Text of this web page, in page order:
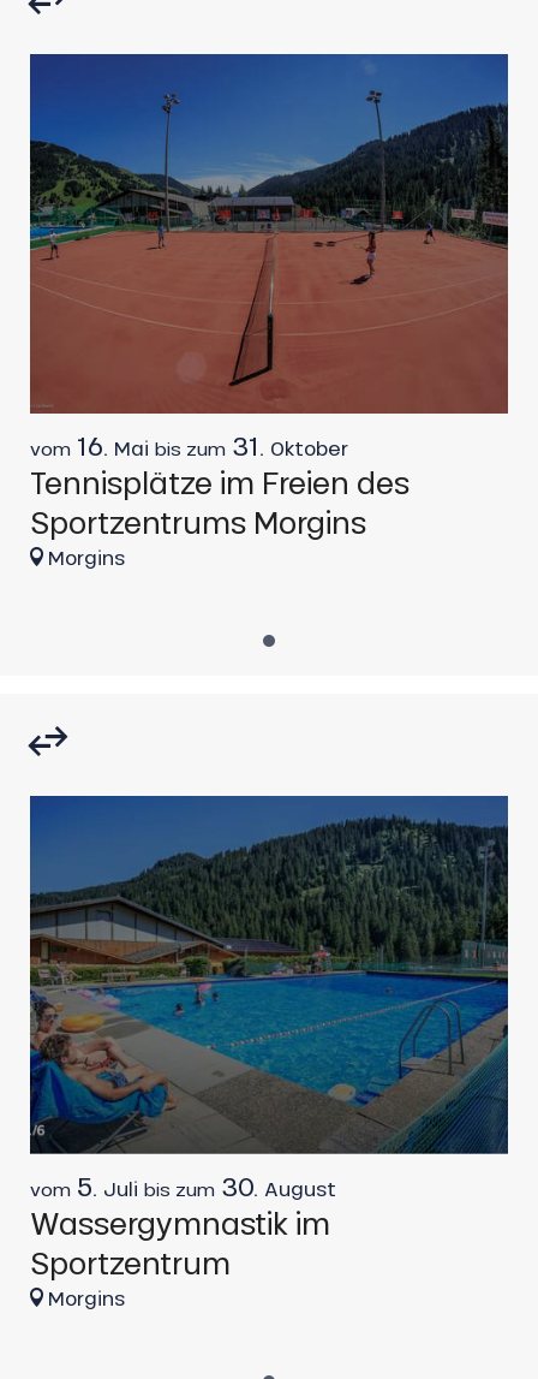
vom 16. Mai bis zum 31. Oktober
Tennisplätze im Freien des
Sportzentrums Morgins
Morgins
vom 5. Juli bis zum 30. August
Wassergymnastik im
Sportzentrum
Morgins